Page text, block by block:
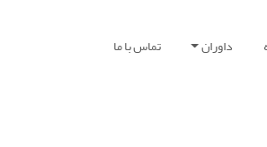
داوران تماس با ما